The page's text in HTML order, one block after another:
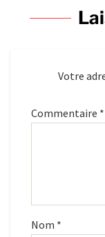
Votre
Commentaire *
Nom *